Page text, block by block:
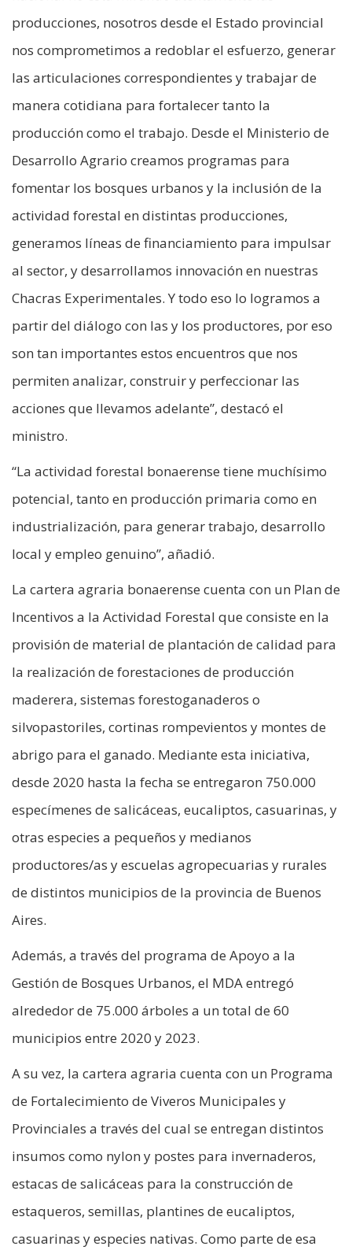
producciones, nosotros desde el Estado provincial
nos comprometimos a redoblar el esfuerzo, generar
las articulaciones correspondientes y trabajar de
manera cotidiana para fortalecer tanto la
producción como el trabajo. Desde el Ministerio de
Desarrollo Agrario creamos programas para
fomentar los bosques urbanos y la inclusión de la
actividad forestal en distintas producciones,
generamos líneas de financiamiento para impulsar
al sector, y desarrollamos innovación en nuestras
Chacras Experimentales. Y todo eso lo logramos a
partir del diálogo con las y los productores, por eso
son tan importantes estos encuentros que nos
permiten analizar, construir y perfeccionar las
acciones que llevamos adelante”, destacó el
ministro.
“La actividad forestal bonaerense tiene muchísimo
potencial, tanto en producción primaria como en
industrialización, para generar trabajo, desarrollo
local y empleo genuino”, añadió.
La cartera agraria bonaerense cuenta con un Plan de
Incentivos a la Actividad Forestal que consiste en la
provisión de material de plantación de calidad para
la realización de forestaciones de producción
maderera, sistemas forestoganaderos o
silvopastoriles, cortinas rompevientos y montes de
abrigo para el ganado. Mediante esta iniciativa,
desde 2020 hasta la fecha se entregaron 750.000
especímenes de salicáceas, eucaliptos, casuarinas, y
otras especies a pequeños y medianos
productores/as y escuelas agropecuarias y rurales
de distintos municipios de la provincia de Buenos
Aires.
Además, a través del programa de Apoyo a la
Gestión de Bosques Urbanos, el MDA entregó
alrededor de 75.000 árboles a un total de 60
municipios entre 2020 y 2023.
A su vez, la cartera agraria cuenta con un Programa
de Fortalecimiento de Viveros Municipales y
Provinciales a través del cual se entregan distintos
insumos como nylon y postes para invernaderos,
estacas de salicáceas para la construcción de
estaqueros, semillas, plantines de eucaliptos,
casuarinas y especies nativas. Como parte de esa